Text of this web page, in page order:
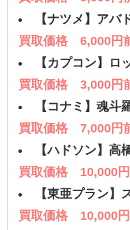
【ナツメ】アバ
買取価格 6,000円
【カプコン】ロ
買取価格 3,000円
【コナミ】魂
買取価格 7,000円
【ハドソン】
買取価格 10,000
【東亜プラン】
買取価格 10,000